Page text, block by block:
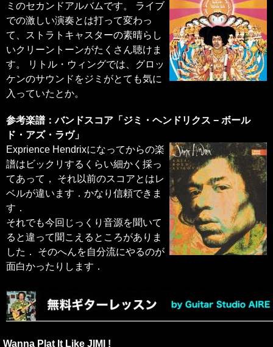
ミのセカンドアルバムです。 ライブ
での激しい演奏とは打って変わっ
て、ストラトキャスターの素晴らし
いクリーントーンがたくさん聴けま
す。 リトル・ウィングでは、グロッ
ケンのサウンドをジミがとても気に
入っていたとか。
参考楽譜：バンドスコア「ジミ・ヘンドリクス − ボール
ド・アズ・ラヴ」
Exprience Hendrixになってからの楽
譜はビックリするくらい細かく採っ
てあって， それ以前のスコアとはレ
ベルが違います．かなり信頼できま
す．
それでも今回じっくり音源を聞いて
ると違って聞こえるところがありま
した． そのへんを自分流にやるのが
面白かったりします．
Wanna Plat It Like JIMI !